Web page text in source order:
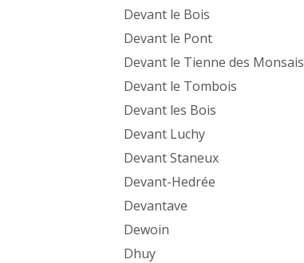
Devant le Bois
Devant le Pont
Devant le Tienne des Monsais
Devant le Tombois
Devant les Bois
Devant Luchy
Devant Staneux
Devant-Hedrée
Devantave
Dewoin
Dhuy